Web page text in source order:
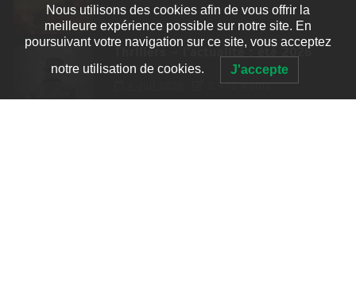
Thrillers – l’actualité : été 2026
2 995 words
Nous utilisons des cookies afin de vous offrir la
meilleure expérience possible sur notre site. En
poursuivant votre navigation sur ce site, vous acceptez
notre utilisation de cookies. J'accepte